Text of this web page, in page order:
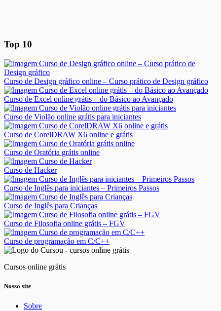
Top 10
Curso de Design gráfico online – Curso prático de Design gráfico
Curso de Excel online grátis – do Básico ao Avançado
Curso de Violão online grátis para iniciantes
Curso de CorelDRAW X6 online e grátis
Curso de Oratória grátis online
Curso de Hacker
Curso de Inglês para iniciantes – Primeiros Passos
Curso de Inglês para Crianças
Curso de Filosofia online grátis – FGV
Curso de programação em C/C++
Cursos online grátis
Nosso site
Sobre